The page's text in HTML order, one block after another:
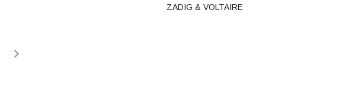
ZADIG & VOLTAIRE